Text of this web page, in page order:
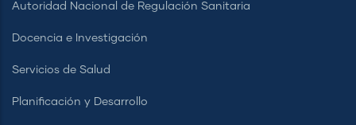
Autoridad Nacional de Regulación Sanitaria
Docencia e Investigación
Servicios de Salud
Planificación y Desarrollo